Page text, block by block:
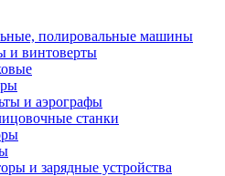
полировальные машины
и винтоверты
и аэрографы
станки
и зарядные устройства